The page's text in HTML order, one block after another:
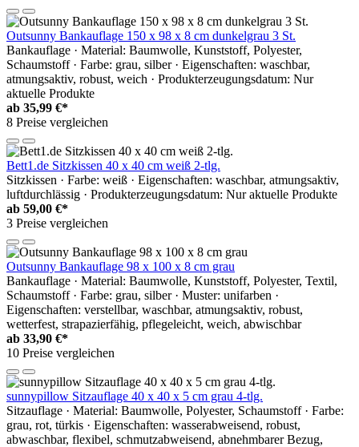
Outsunny Bankauflage 150 x 98 x 8 cm dunkelgrau 3 St.
Bankauflage · Material: Baumwolle, Kunststoff, Polyester,
Schaumstoff · Farbe: grau, silber · Eigenschaften: waschbar,
atmungsaktiv, robust, weich · Produkterzeugungsdatum: Nur
aktuelle Produkte
ab 35,99 €*
8 Preise vergleichen
Bett1.de Sitzkissen 40 x 40 cm weiß 2-tlg.
Sitzkissen · Farbe: weiß · Eigenschaften: waschbar, atmungsaktiv,
luftdurchlässig · Produkterzeugungsdatum: Nur aktuelle Produkte
ab 59,00 €*
3 Preise vergleichen
Outsunny Bankauflage 98 x 100 x 8 cm grau
Bankauflage · Material: Baumwolle, Kunststoff, Polyester, Textil,
Schaumstoff · Farbe: grau, silber · Muster: unifarben ·
Eigenschaften: verstellbar, waschbar, atmungsaktiv, robust,
wetterfest, strapazierfähig, pflegeleicht, weich, abwischbar
ab 33,90 €*
10 Preise vergleichen
sunnypillow Sitzauflage 40 x 40 x 5 cm grau 4-tlg.
Sitzauflage · Material: Baumwolle, Polyester, Schaumstoff · Farbe:
grau, rot, türkis · Eigenschaften: wasserabweisend, robust,
abwaschbar, flexibel, schmutzabweisend, abnehmbarer Bezug,